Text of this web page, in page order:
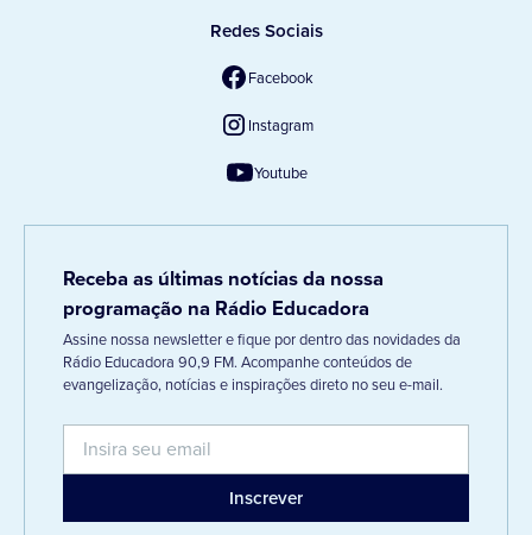
Redes Sociais
Facebook
Instagram
Youtube
Receba as últimas notícias da nossa
programação na Rádio Educadora
Assine nossa newsletter e fique por dentro das novidades da
Rádio Educadora 90,9 FM. Acompanhe conteúdos de
evangelização, notícias e inspirações direto no seu e-mail.